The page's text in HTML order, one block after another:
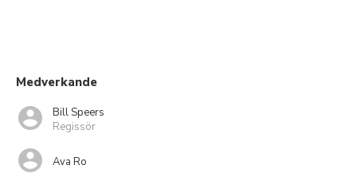
Medverkande
Bill Speers
Regissör
Ava Ro